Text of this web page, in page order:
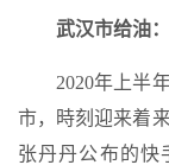
武汉市给油
2020年上半年
市，時刻迎来着
张丹丹公布的快